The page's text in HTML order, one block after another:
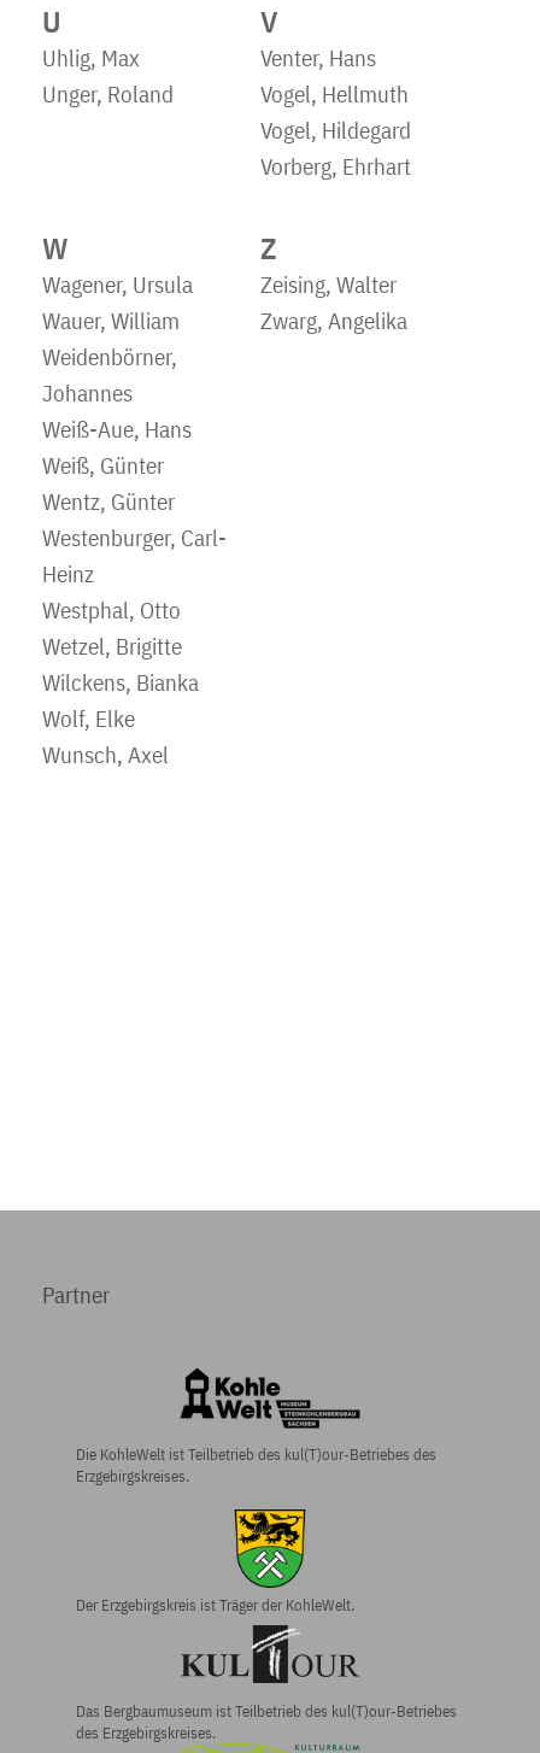
U
Uhlig, Max
Unger, Roland
V
Venter, Hans
Vogel, Hellmuth
Vogel, Hildegard
Vorberg, Ehrhart
W
Wagener, Ursula
Wauer, William
Weidenbörner,
Johannes
Weiß-Aue, Hans
Weiß, Günter
Wentz, Günter
Westenburger, Carl-
Heinz
Westphal, Otto
Wetzel, Brigitte
Wilckens, Bianka
Wolf, Elke
Wunsch, Axel
Z
Zeising, Walter
Zwarg, Angelika
Partner
Die KohleWelt ist Teilbetrieb des kul(T)our-Betriebes des
Erzgebirgskreises.
Der Erzgebirgs­kreis ist Träger der KohleWelt.
Das Bergbau­museum ist Teilbetrieb des kul(T)our-Betriebes
des Erzgebirgs­kreises.